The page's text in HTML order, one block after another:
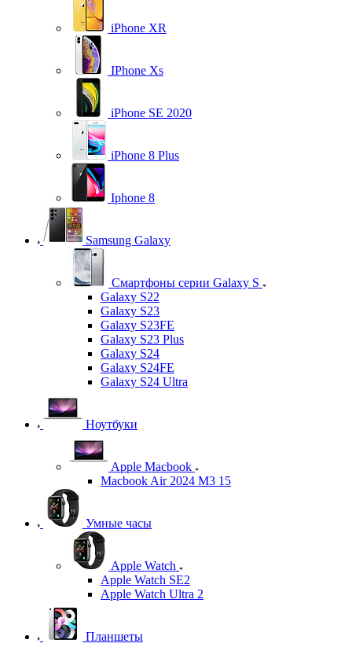
iPhone XR
IPhone Xs
iPhone SE 2020
iPhone 8 Plus
Iphone 8
Samsung Galaxy
Смартфоны серии Galaxy S
Galaxy S22
Galaxy S23
Galaxy S23FE
Galaxy S23 Plus
Galaxy S24
Galaxy S24FE
Galaxy S24 Ultra
Ноутбуки
Apple Macbook
Macbook Air 2024 M3 15
Умные часы
Apple Watch
Apple Watch SE2
Apple Watch Ultra 2
Планшеты